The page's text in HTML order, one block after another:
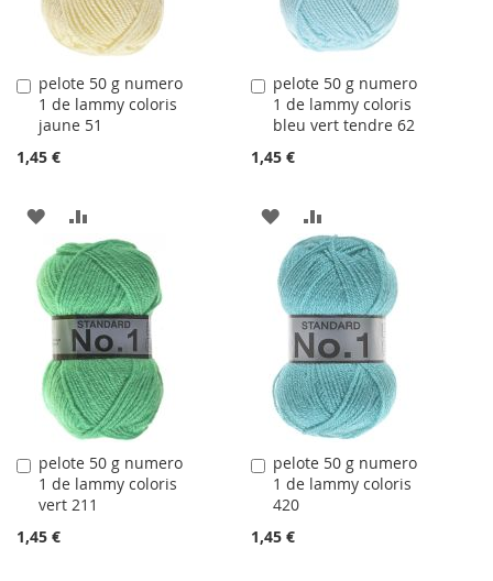
pelote 50 g numero
1 de lammy coloris
jaune 51
1,45 €
Ajouter
au
panier
AJOUTER
À
LA
LISTE
D'ACHATS
AU
COMPARATEUR
pelote 50 g numero
1 de lammy coloris
bleu vert tendre 62
1,45 €
Ajouter
au
panier
AJOUTER
À
LA
LISTE
D'ACHATS
AU
COMPARATEUR
pelote 50 g numero
1 de lammy coloris
vert 211
1,45 €
Ajouter
au
panier
pelote 50 g numero
1 de lammy coloris
420
1,45 €
Ajouter
au
panier